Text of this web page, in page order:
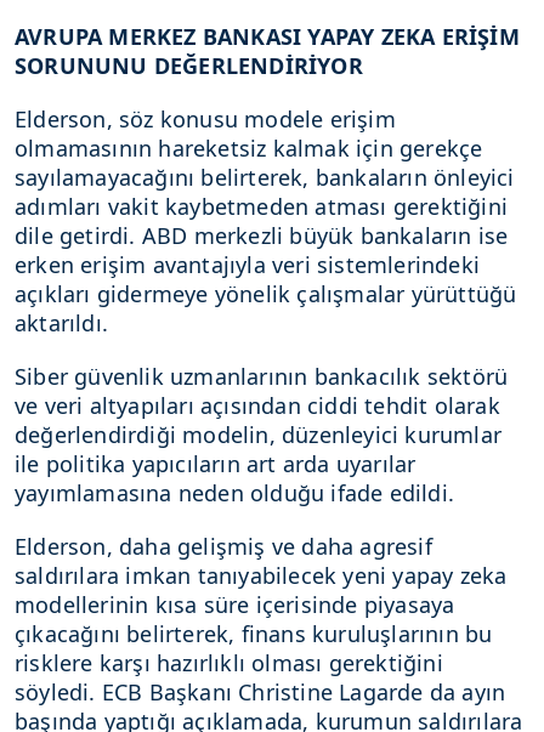
AVRUPA MERKEZ BANKASI YAPAY ZEKA ERİŞİM
SORUNUNU DEĞERLENDİRİYOR
Elderson, söz konusu modele erişim
olmamasının hareketsiz kalmak için gerekçe
sayılamayacağını belirterek, bankaların önleyici
adımları vakit kaybetmeden atması gerektiğini
dile getirdi. ABD merkezli büyük bankaların ise
erken erişim avantajıyla veri sistemlerindeki
açıkları gidermeye yönelik çalışmalar yürüttüğü
aktarıldı.
Siber güvenlik uzmanlarının bankacılık sektörü
ve veri altyapıları açısından ciddi tehdit olarak
değerlendirdiği modelin, düzenleyici kurumlar
ile politika yapıcıların art arda uyarılar
yayımlamasına neden olduğu ifade edildi.
Elderson, daha gelişmiş ve daha agresif
saldırılara imkan tanıyabilecek yeni yapay zeka
modellerinin kısa süre içerisinde piyasaya
çıkacağını belirterek, finans kuruluşlarının bu
risklere karşı hazırlıklı olması gerektiğini
söyledi. ECB Başkanı Christine Lagarde da ayın
başında yaptığı açıklamada, kurumun saldırılara